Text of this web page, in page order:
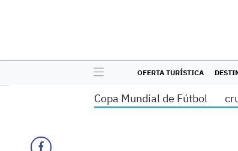
OFERTA TURÍSTICA
Copa Mundial de Fútbol